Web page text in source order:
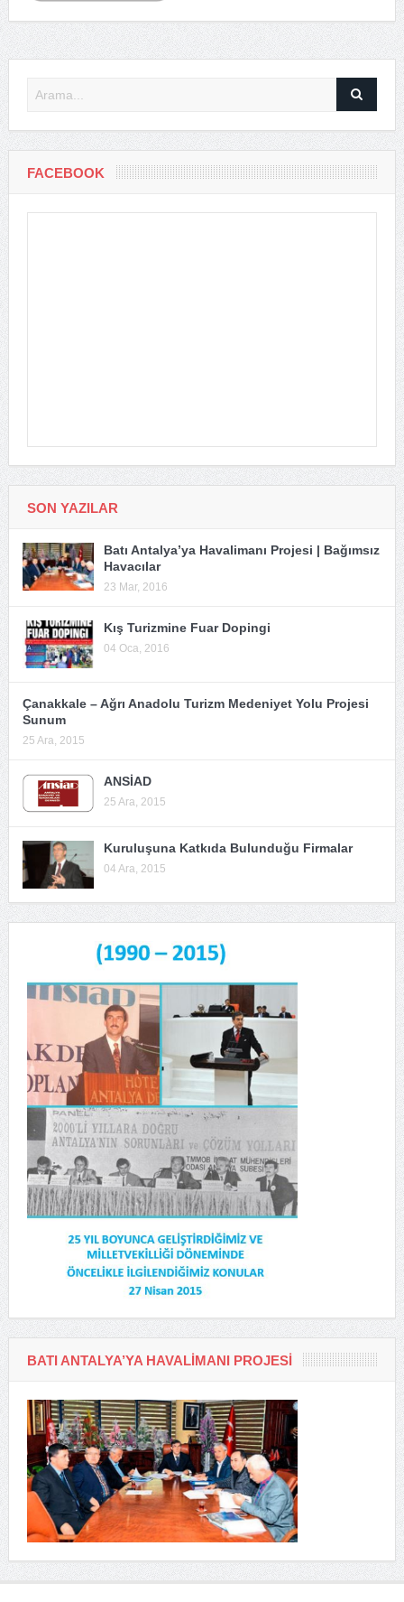
FACEBOOK
SON YAZILAR
Batı Antalya’ya Havalimanı Projesi | Bağımsız
Havacılar
23 Mar, 2016
Kış Turizmine Fuar Dopingi
04 Oca, 2016
Çanakkale – Ağrı Anadolu Turizm Medeniyet Yolu Projesi
Sunum
25 Ara, 2015
ANSİAD
25 Ara, 2015
Kuruluşuna Katkıda Bulunduğu Firmalar
04 Ara, 2015
BATI ANTALYA’YA HAVALIMANI PROJESI